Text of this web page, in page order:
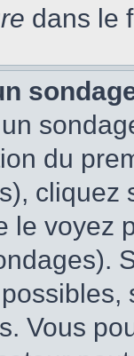
dans le
du
cliquez
le voyez
Vous